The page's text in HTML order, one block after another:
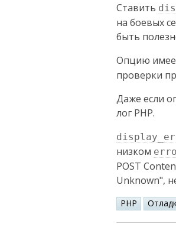
Ставить
на боевых
быть
Опцию
проверки
Даже если
лог PHP.
низком
POST
Unknown",
PHP